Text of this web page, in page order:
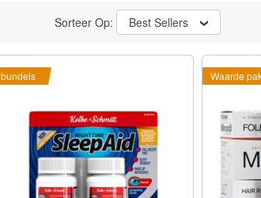
Sorteer Op: Best Sellers
bundels Waarde